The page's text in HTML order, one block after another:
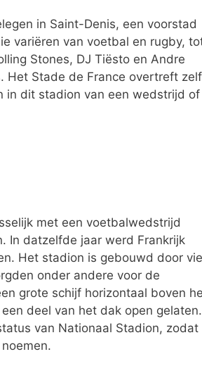
in Saint-Denis, een voorstad
variëren van voetbal en rugby,
Stones, DJ Tiësto en Andre
Het Stade de France overtreft
in dit stadion van een wedstrijd of
met een voetbalwedstrijd
In datzelfde jaar werd Frankrijk
Het stadion is gebouwd door
onder andere voor de
grote schijf horizontaal boven
deel van het dak open gelaten.
van Nationaal Stadion, zodat